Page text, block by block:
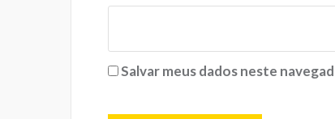
Salvar meus dados neste